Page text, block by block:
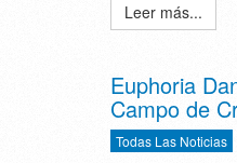
Leer más...
Euphoria
Campo de
Todas Las Noticias